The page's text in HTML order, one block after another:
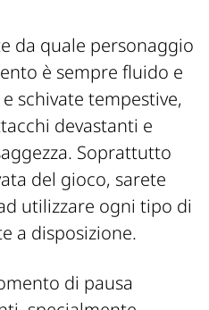
da quale personaggio
è sempre fluido e
schivate tempestive,
devastanti e
Soprattutto
del gioco, sarete
utilizzare ogni tipo di
a disposizione.
di pausa